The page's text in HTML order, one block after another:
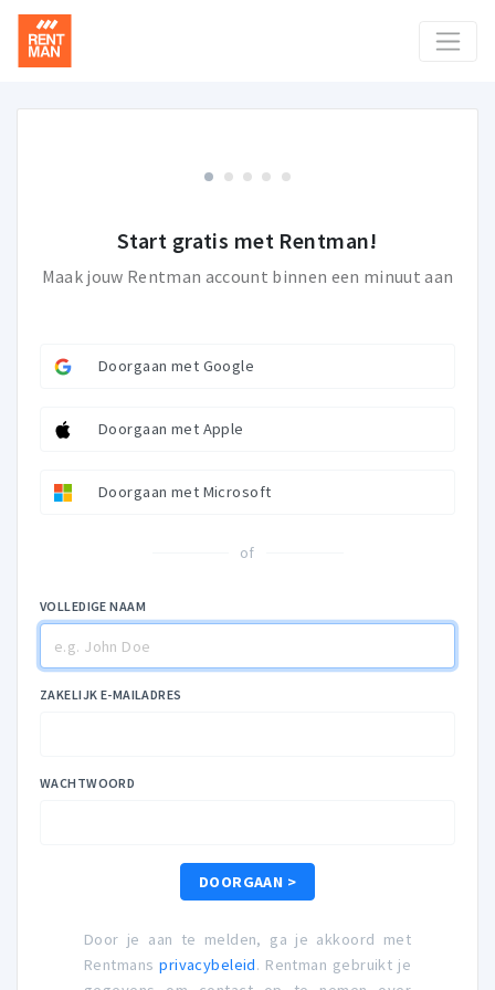
Start gratis met Rentman!
Maak jouw Rentman account binnen een minuut aan
Doorgaan met Google
Doorgaan met Apple
Doorgaan met Microsoft
of
VOLLEDIGE NAAM
ZAKELIJK E-MAILADRES
WACHTWOORD
DOORGAAN >
Door je aan te melden, ga je akkoord met
Rentmansprivacybeleid. Rentman gebruikt je